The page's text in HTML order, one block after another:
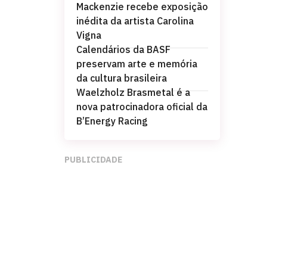
Mackenzie recebe exposição
inédita da artista Carolina
Vigna
Calendários da BASF
preservam arte e memória
da cultura brasileira
Waelzholz Brasmetal é a
nova patrocinadora oficial da
B’Energy Racing
PUBLICIDADE